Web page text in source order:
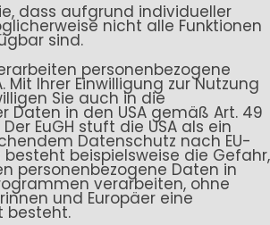
dass aufgrund individueller
nicht alle Funktionen
sind.
personenbezogene
Mit Ihrer Einwilligung zur Nutzung
Sie auch in die
Daten in den USA gemäß Art. 49
Der EuGH stuft die USA als ein
Datenschutz nach EU-
besteht beispielsweise die Gefahr,
personenbezogene Daten in
verarbeiten, ohne
und Europäer eine
besteht.